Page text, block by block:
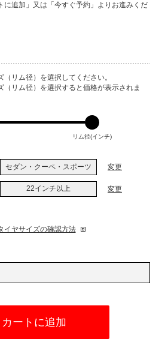
に追加」又は「今すぐ予約」よりお進みくだ
リム径）を選択してください。
（リム径）を選択すると価格が表示されま
リム径(インチ)
セダン・クーペ・スポーツ 変更
22インチ以上 変更
イヤサイズの確認方法
カートに追加